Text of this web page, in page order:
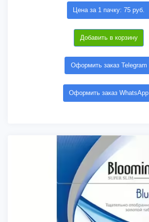
Цена за 1 пачку: 75 руб.
Добавить в корзину
Оформить заказ Telegram
Оформить заказ WhatsApp